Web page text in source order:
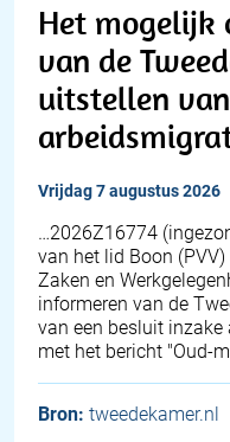
Het mogelijk
van de
uitstellen
vrijdag 7 augustus 2026
… 2026Z16774
van het lid Boon
Zaken en
informeren van de
van een besluit inzake
met het bericht "Oud-
Bron: tweedekamer.nl